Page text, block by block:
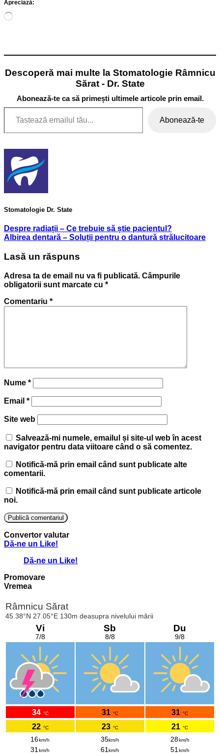
Apreciază:
Încarc...
Descoperă mai multe la Stomatologie Râmnicu
Sărat - Dr. State
Abonează-te ca să primești ultimele articole prin email.
Tastează emailul tău...
Abonează-te
Stomatologie Dr. State
Despre radiații – Ce trebuie să știe pacientul?
Albirea dentară – Soluții pentru o dantură strălucitoare
Lasă un răspuns
Adresa ta de email nu va fi publicată. Câmpurile
obligatorii sunt marcate cu *
Comentariu *
Nume *
Email *
Site web
Salvează-mi numele, emailul și site-ul web în acest
navigator pentru data viitoare când o să comentez.
Notifică-mă prin email când sunt publicate alte
comentarii.
Notifică-mă prin email când sunt publicate articole
noi.
Convertor valutar
Dă-ne un Like!
Dă-ne un Like!
Promovare
Vremea